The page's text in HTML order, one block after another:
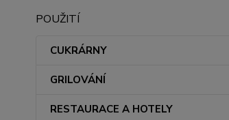
POUŽITÍ
CUKRÁRNY
GRILOVÁNÍ
RESTAURACE A HOTELY